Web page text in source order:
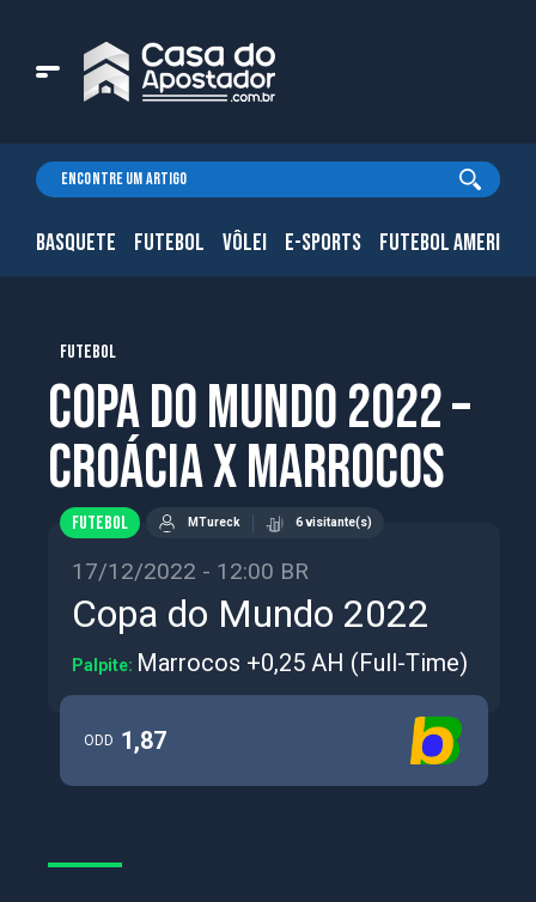
BASQUETE FUTEBOL VÔLEI E-SPORTS FUTEBOL
FUTEBOL
Copa do Mundo 2022 –
Croácia x Marrocos
FUTEBOL MTureck 6 visitante(s)
17/12/2022 - 12:00 BR
Copa do Mundo 2022
Palpite: Marrocos +0,25 AH (Full-Time)
ODD 1,87